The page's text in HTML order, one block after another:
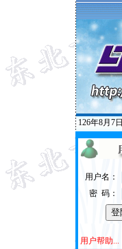
126年8月7日
用户名：
密 码：
用户帮助...